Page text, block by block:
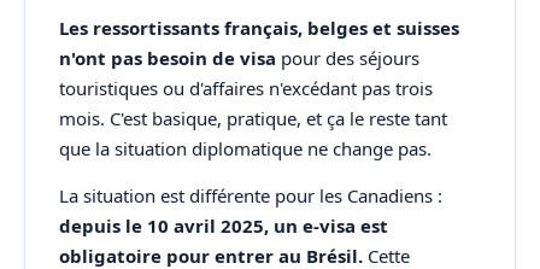
Les ressortissants français, belges et suisses
n'ont pas besoin de visa pour des séjours
touristiques ou d'affaires n'excédant pas trois
mois. C'est basique, pratique, et ça le reste tant
que la situation diplomatique ne change pas.
La situation est différente pour les Canadiens :
depuis le 10 avril 2025, un e-visa est
obligatoire pour entrer au Brésil. Cette